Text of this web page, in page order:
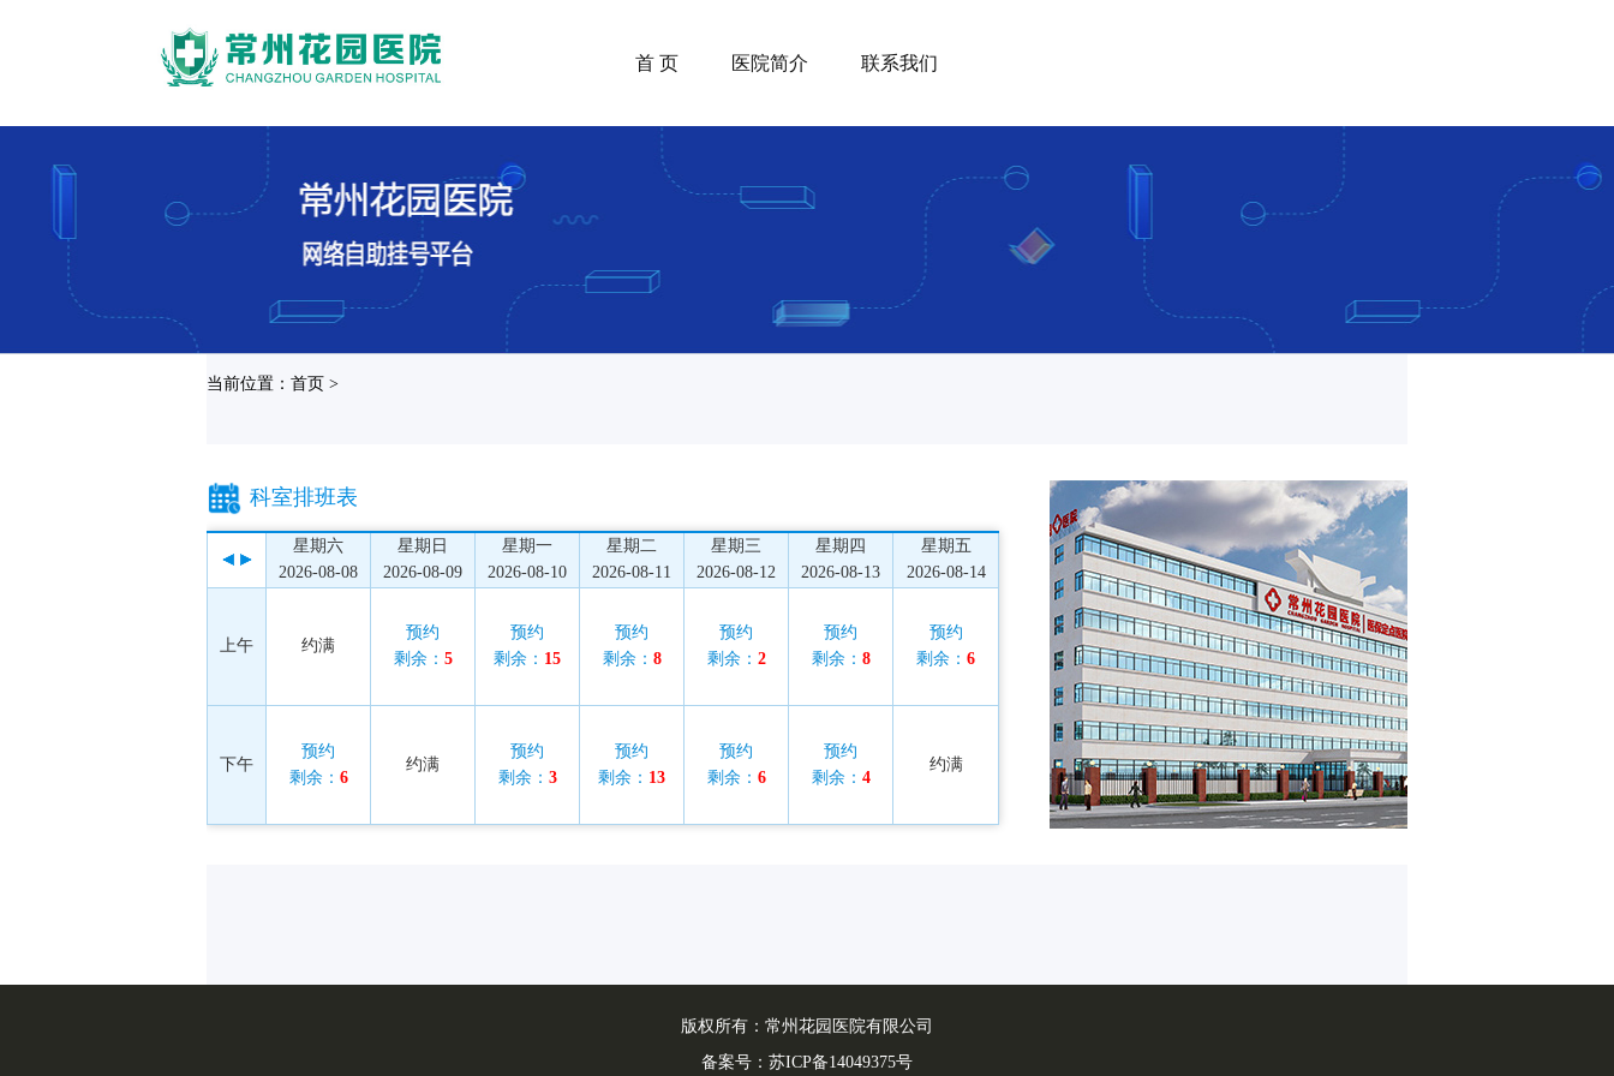
首 页 医院简介 联系我们
当前位置：首页 >
科室排班表
星期六
2026-08-08
星期日
2026-08-09
星期一
2026-08-10
星期二
2026-08-11
星期三
2026-08-12
星期四
2026-08-13
星期五
2026-08-14
上午 约满
预约
剩余： 5
预约
剩余： 15
预约
剩余： 8
预约
剩余： 2
预约
剩余： 8
预约
剩余： 6
下午
预约
剩余： 6
约满
预约
剩余： 3
预约
剩余： 13
预约
剩余： 6
预约
剩余： 4
约满
版权所有：常州花园医院有限公司
备案号： 苏ICP备14049375号